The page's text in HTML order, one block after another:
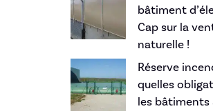
bâtiment
Cap sur la
naturelle !
Réserve
quelles
les bâtiments